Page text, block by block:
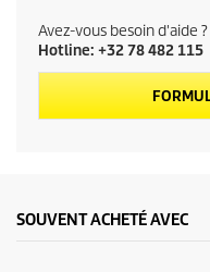
Avez-vous besoin d'aide ?
Hotline: +32 78 482 115
SOUVENT ACHETÉ AVEC